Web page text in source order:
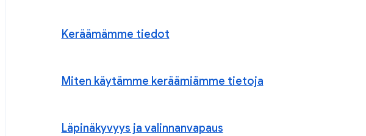
Keräämämme tiedot
Miten käytämme keräämiämme tietoja
Läpinäkyvyys ja valinnanvapaus